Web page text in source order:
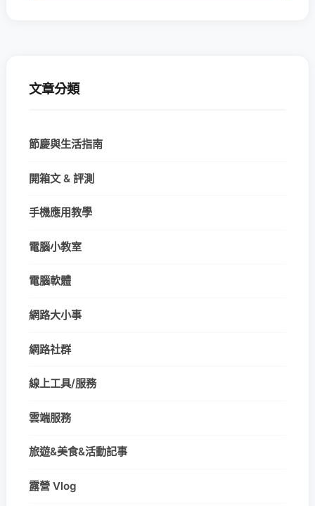
文章分類
節慶與生活指南
開箱文 & 評測
手機應用教學
電腦小教室
電腦軟體
網路大小事
網路社群
線上工具/服務
雲端服務
旅遊&美食&活動記事
露營 Vlog